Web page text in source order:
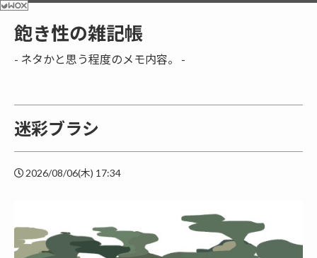
飽き性の雑記帳
- ネタかと思う程度のメモ内容。 -
迷彩ブラシ
2026/08/06(木) 17:34